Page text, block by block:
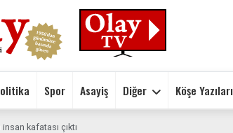
Spor Asayiş Diğer Köşe Yazıları
kafatası çıktı